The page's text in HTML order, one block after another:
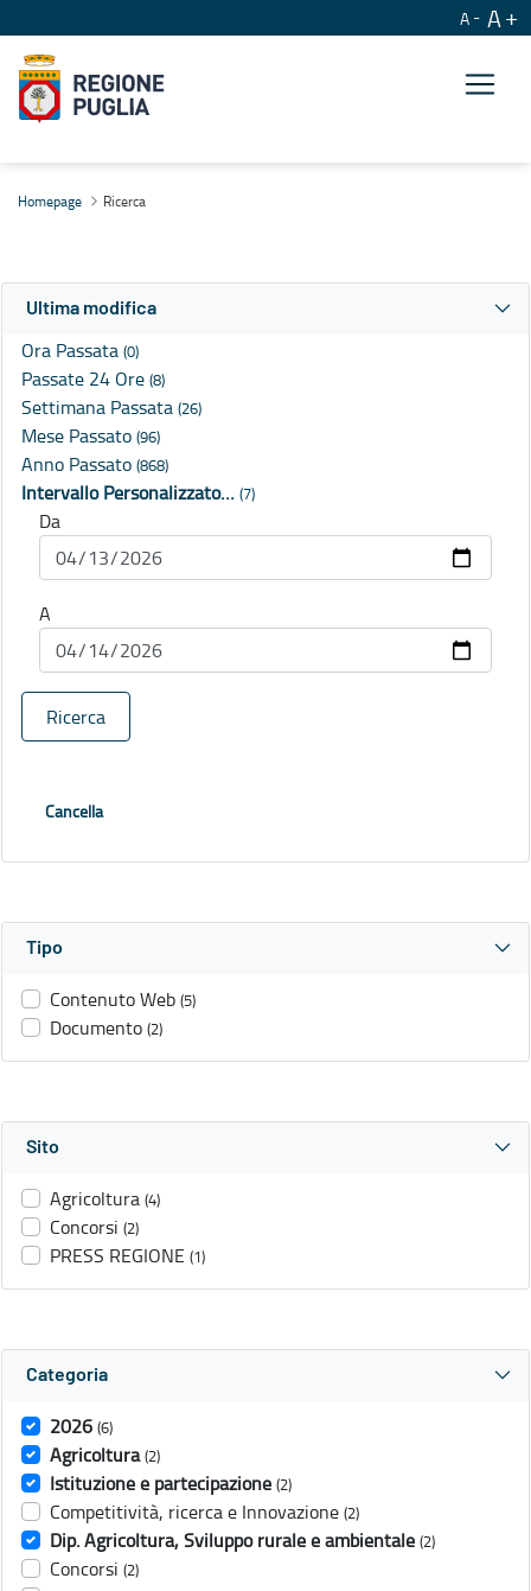
A A
Homepage Ricerca
Ultima modifica
Ora Passata (0)
Passate 24 Ore (8)
Settimana Passata (26)
Mese Passato (96)
Anno Passato (868)
Intervallo Personalizzato… (7)
Da
A
Ricerca
Cancella
Tipo
Contenuto Web (5)
Documento (2)
Sito
Agricoltura (4)
Concorsi (2)
PRESS REGIONE (1)
Categoria
2026 (6)
Agricoltura (2)
Istituzione e partecipazione (2)
Competitività, ricerca e Innovazione (2)
Dip. Agricoltura, Sviluppo rurale e ambientale (2)
Concorsi (2)